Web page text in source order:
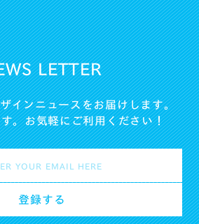
LETTER
インニュースをお届けします。
。お気軽にご利用ください！